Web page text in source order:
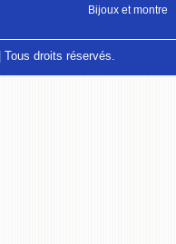
Bijoux et montre
| Tous droits réservés.